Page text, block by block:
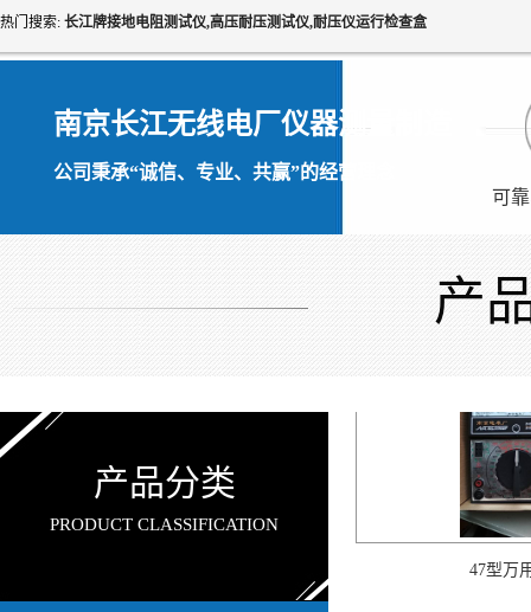
热门搜索: 长江牌接地电阻测试仪,高压耐压测试仪,耐压仪运行检查盒
南京长江无线电厂仪器测量制造
公司秉承“诚信、专业、共赢”的经营理念
可
产
产品分类
PRODUCT CLASSIFICATION
9205数